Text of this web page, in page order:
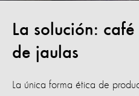
La solución:
de jaulas
La única forma ética de